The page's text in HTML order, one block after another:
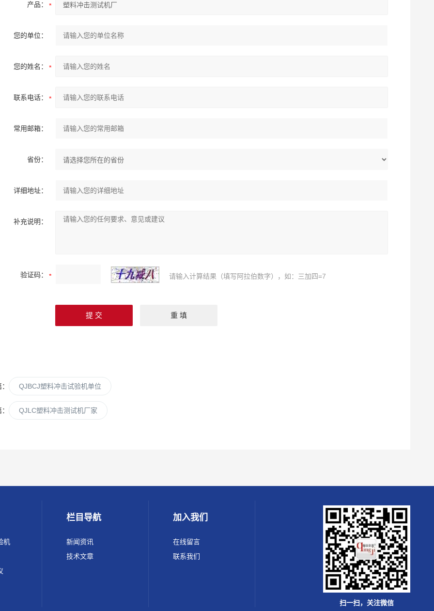
产品：
您的单位：
您的姓名：
联系电话：
常用邮箱：
省份：
详细地址：
补充说明：
验证码： 请输入计算结果（填写阿拉伯数字），如：三加四=7
QJBCJ塑料冲击试验机单位
QJLC塑料冲击测试机厂家
机
栏目导航
新闻资讯
技术文章
加入我们
在线留言
联系我们
扫一扫，关注微信